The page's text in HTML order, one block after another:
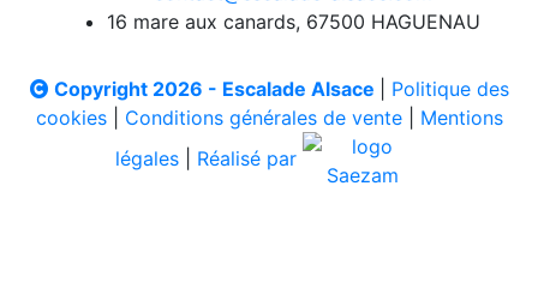
16 mare aux canards, 67500 HAGUENAU
Copyright 2026 - Escalade Alsace
Politique des
cookies| Conditions générales de vente| Mentions
légales
Réalisé par